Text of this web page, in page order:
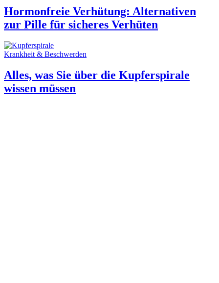
Hormonfreie Verhütung: Alternativen
zur Pille für sicheres Verhüten
Krankheit & Beschwerden
Alles, was Sie über die Kupferspirale
wissen müssen